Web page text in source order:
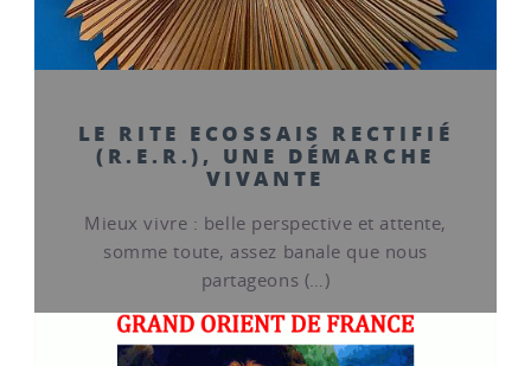
LE RITE ECOSSAIS RECTIFIÉ
(R.E.R.), UNE DÉMARCHE
VIVANTE
Mieux vivre : belle perspective et attente,
somme toute, assez banale que nous
partageons (…)